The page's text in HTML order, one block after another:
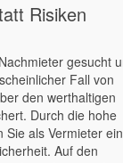
Risiken
gesucht
Fall von
den werthaltigen
Durch die hohe
Sie als Vermieter ein
Auf den